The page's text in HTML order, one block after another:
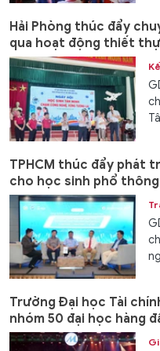
Hải Phòng thúc đẩy
qua hoạt động thiết
TPHCM thúc đẩy phát
cho học sinh phổ thông
Trường Đại học Tài
nhóm 50 đại học hàng